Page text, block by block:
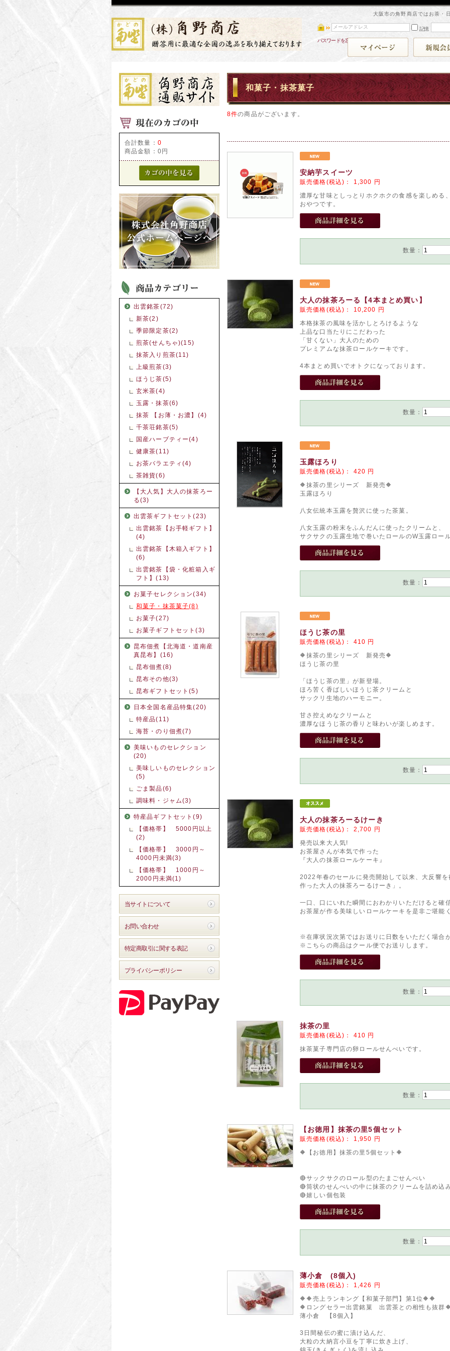
大阪市の角野商店ではお茶・
記憶
パスワードを忘れた方
合計数量： 0
商品金額： 0円
出雲銘茶(72)
新茶(2)
季節限定茶(2)
煎茶(せんちゃ)(15)
抹茶入り煎茶(11)
上級煎茶(3)
ほうじ茶(5)
玄米茶(4)
玉露・抹茶(6)
抹茶 【お薄・お濃】(4)
千茶荘銘茶(5)
国産ハーブティー(4)
健康茶(11)
お茶バラエティ(4)
茶雑貨(6)
【大人気】大人の抹茶ろー
る(3)
出雲茶ギフトセット(23)
出雲銘茶【お手軽ギフト】
(4)
出雲銘茶【木箱入ギフト】
(6)
出雲銘茶【袋・化粧箱入ギ
フト】(13)
お菓子セレクション(34)
和菓子・抹茶菓子(8)
お菓子(27)
お菓子ギフトセット(3)
昆布佃煮【北海道・道南産
真昆布】(16)
昆布佃煮(8)
昆布その他(3)
昆布ギフトセット(5)
日本全国名産品特集(20)
特産品(11)
海苔・のり佃煮(7)
美味いものセレクション
(20)
美味しいものセレクション
(5)
ごま製品(6)
調味料・ジャム(3)
特産品ギフトセット(9)
【価格帯】 5000円以上
(2)
【価格帯】 3000円～
4000円未満(3)
【価格帯】 1000円～
2000円未満(1)
当サイトについて
お問い合わせ
特定商取引に関する表記
プライバシーポリシー
和菓子・抹茶菓子
8件の商品がございます。
安納芋スイーツ
販売価格(税込)： 1,300 円
濃厚な甘味としっとりホクホクの食感を楽しめる
おやつです。
数量：
大人の抹茶ろーる【4本まとめ買い】
販売価格(税込)： 10,200 円
本格抹茶の風味を活かしとろけるような
上品な口当たりにこだわった
「甘くない」大人のための
プレミアムな抹茶ロールケーキです。
4本まとめ買いでオトクになっております。
数量：
玉露ほろり
販売価格(税込)： 420 円
🔶抹茶の里シリーズ 新発売🔶
玉露ほろり
八女伝統本玉露を贅沢に使った茶菓。
八女玉露の粉末をふんだんに使ったクリームと、
サクサクの玉露生地で巻いたロールのW玉露ロー
数量：
ほうじ茶の里
販売価格(税込)： 410 円
🔶抹茶の里シリーズ 新発売🔶
ほうじ茶の里
「ほうじ茶の里」が新登場。
ほろ苦く香ばしいほうじ茶クリームと
サックリ生地のハーモニー。
甘さ控えめなクリームと
濃厚なほうじ茶の香りと味わいが楽しめます。
数量：
大人の抹茶ろーるけーき
販売価格(税込)： 2,700 円
発売以来大人気!
お茶屋さんが本気で作った
『大人の抹茶ロールケーキ』
2022年春のセールに発売開始して以来、大反響
作った大人の抹茶ろーるけーき」。
一口、口にいれた瞬間におわかりいただけると確
お茶屋が作る美味しいロールケーキを是非ご堪能
※在庫状況次第ではお送りに日数をいただく場合
※こちらの商品はクール便でお送りします。
数量：
抹茶の里
販売価格(税込)： 410 円
抹茶菓子専門店の卵ロールせんべいです。
数量：
【お徳用】抹茶の里5個セット
販売価格(税込)： 1,950 円
🔶【お徳用】抹茶の里5個セット🔶
🔴サックサクのロール型のたまごせんべい
🔴筒状のせんべいの中に抹茶のクリームを詰め込
🔴嬉しい個包装
数量：
薄小倉 (8個入)
販売価格(税込)： 1,426 円
🔶🔶売上ランキング【和菓子部門】第1位🔶🔶
🔶ロングセラー出雲銘菓 出雲茶との相性も抜群
薄小倉 【8個入】
3日間秘伝の蜜に漬け込んだ、
大粒の大納言小豆を丁寧に炊き上げ、